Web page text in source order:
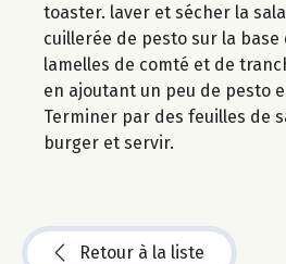
toaster. laver et sécher la
cuillerée de pesto sur la
lamelles de comté et de
en ajoutant un peu de pesto
Terminer par des feuilles de
burger et servir.
Retour à la liste